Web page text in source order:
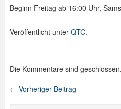
Beginn Freitag ab 16:00 Uhr,
Veröffentlicht unter QTC.
Die Kommentare sind geschlossen.
Beitragsnavigation
← Vorheriger Beitrag